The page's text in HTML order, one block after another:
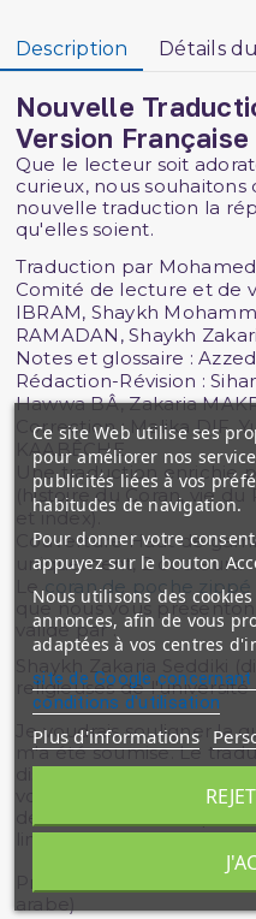
Description Détails
Nouvelle
Version Française
Que le lecteur soit
curieux, nous souhaitons
nouvelle traduction la
qu'elles soient.
Traduction par
Comité de lecture et de
IBRAM, Shaykh
RAMADAN, Shaykh
Notes et glossaire :
Rédaction-Révision :
Hawwa BÂ, Zakaria
Correction : Malika DIF,
KAABÊCHE.
Une traduction enrichie
(histoire du Coran, vie
et index).
Couverture Haut de
uniquement, 2 couleurs.
Lecoran de poche zippé
que nous vous
validé par :
religieuses de
Je voudrais souligner la
m'a été soumise. Le
disperser, de ne pas
vocables utilisés, pour
linguistique de l'arabe.
Pr. Tariq Ramadan
Ce site Web utilise ses
pour améliorer nos
publicités liées à vos
habitudes de navigation.
Pour donner votre
appuyez sur le bouton
Nous utilisons des
annonces, afin de vous
adaptées à vos centres
site de Google
conditions d'utilisation
Plus d'informations